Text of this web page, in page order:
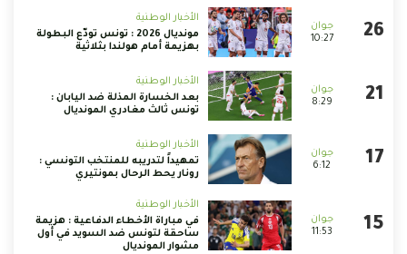
10:27
الأخبار الوطنية
مونديال 2026 : تونس تودّع البطولة
بهزيمة أمام هولندا بثلاثية
8:29
الأخبار الوطنية
بعد الخسارة المذلة ضد اليابان :
تونس ثالث مغادري المونديال
6:12
الأخبار الوطنية
تمهيداً لتدريبه للمنتخب التونسي :
رونار يحط الرحال بمونتيري
11:53
الأخبار الوطنية
في مباراة الأخطاء الدفاعية : هزيمة
ساحقة لتونس ضد السويد في أول
مشوار المونديال